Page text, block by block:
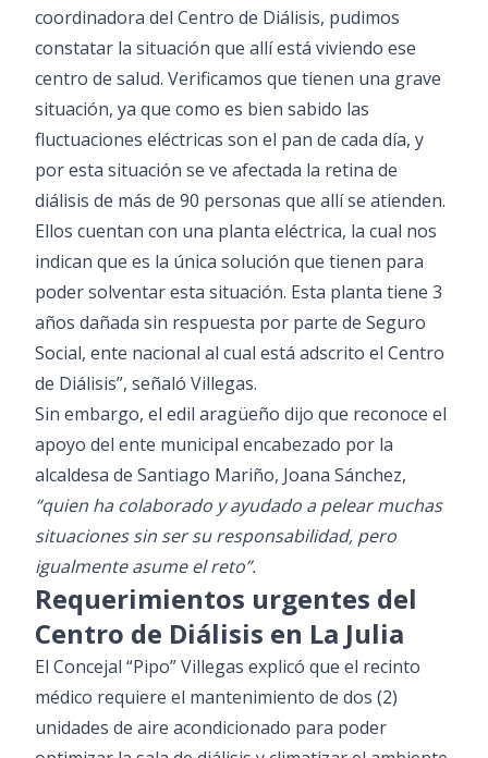
coordinadora del Centro de Diálisis, pudimos
constatar la situación que allí está viviendo ese
centro de salud. Verificamos que tienen una grave
situación, ya que como es bien sabido las
fluctuaciones eléctricas son el pan de cada día, y
por esta situación se ve afectada la retina de
diálisis de más de 90 personas que allí se atienden.
Ellos cuentan con una planta eléctrica, la cual nos
indican que es la única solución que tienen para
poder solventar esta situación. Esta planta tiene 3
años dañada sin respuesta por parte de Seguro
Social, ente nacional al cual está adscrito el Centro
de Diálisis”, señaló Villegas.
Sin embargo, el edil aragüeño dijo que reconoce el
apoyo del ente municipal encabezado por la
alcaldesa de Santiago Mariño, Joana Sánchez,
“quien ha colaborado y ayudado a pelear muchas
situaciones sin ser su responsabilidad, pero
igualmente asume el reto”.
Requerimientos urgentes del
Centro de Diálisis en La Julia
El Concejal “Pipo” Villegas explicó que el recinto
médico requiere el mantenimiento de dos (2)
unidades de aire acondicionado para poder